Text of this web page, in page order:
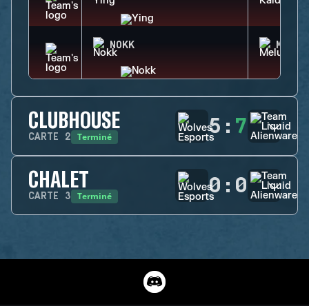
NOKK
CLUBHOUSE
CARTE 2 Terminé 5 : 7
CHALET
CARTE 3 Terminé 0 : 0